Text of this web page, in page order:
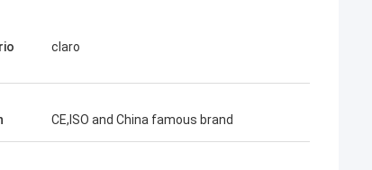
claro
CE,ISO and China famous brand